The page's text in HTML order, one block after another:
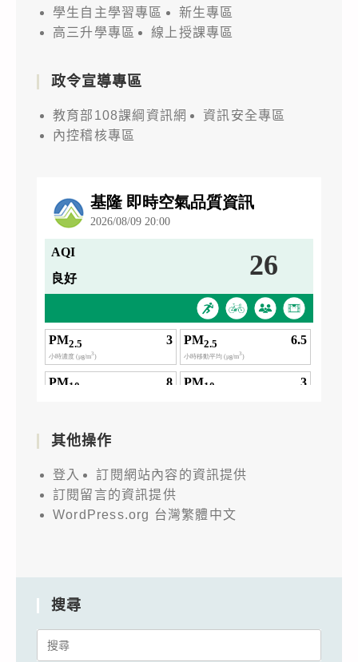
學生自主學習專區
新生專區
高三升學專區
線上授課專區
政令宣導專區
教育部108課綱資訊網
資訊安全專區
內控稽核專區
其他操作
登入
訂閱網站內容的資訊提供
訂閱留言的資訊提供
WordPress.org 台灣繁體中文
搜尋
Search